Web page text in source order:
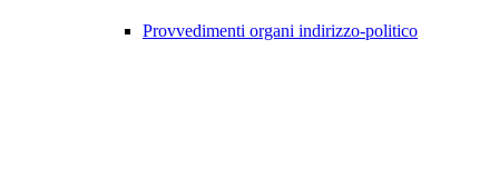
Provvedimenti organi indirizzo-politico